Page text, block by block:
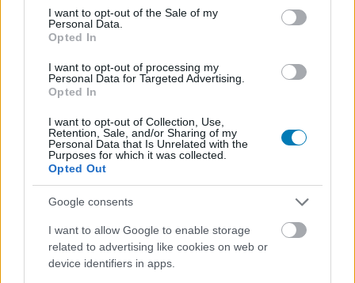
consent section.
I want to opt-out of the Sale of my
Personal Data.
Opted In
I want to opt-out of processing my
Personal Data for Targeted Advertising.
Opted In
I want to opt-out of Collection, Use,
Retention, Sale, and/or Sharing of my
Personal Data that Is Unrelated with the
Purposes for which it was collected.
Opted Out
Google consents
I want to allow Google to enable storage
related to advertising like cookies on web or
device identifiers in apps.
ezért is jár a piros pont.
A másik ötlet, amivel igyekezett egyedi lenni a Devil May